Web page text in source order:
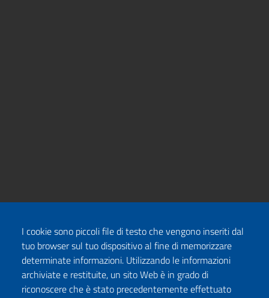
I cookie sono piccoli file di testo che vengono inseriti dal
tuo browser sul tuo dispositivo al fine di memorizzare
determinate informazioni. Utilizzando le informazioni
archiviate e restituite, un sito Web è in grado di
riconoscere che è stato precedentemente effettuato